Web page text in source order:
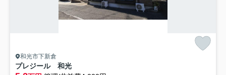
和光市下新倉
プレジール 和光